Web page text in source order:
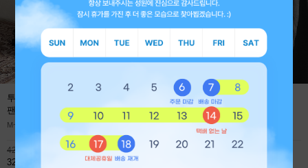
투턱 사계절 프리미엄 와이드 데님
팬츠
(1+1 59,800원)
M~XL
42,800원
32,800원
에어로 쿨에버 절개 오버핏 긴팔
티셔츠
M~XL
45,900원